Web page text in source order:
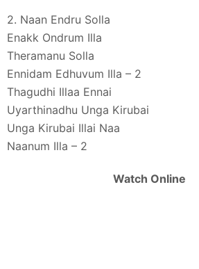
2. Naan Endru Solla
Enakk Ondrum Illa
Theramanu Solla
Ennidam Edhuvum Illa – 2
Thagudhi Illaa Ennai
Uyarthinadhu Unga Kirubai
Unga Kirubai Illai Naa
Naanum Illa – 2
Watch Online